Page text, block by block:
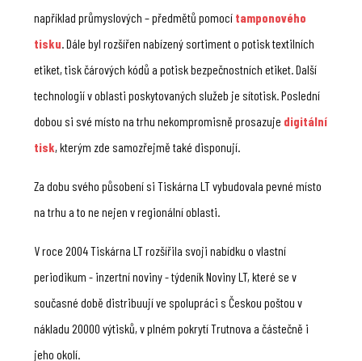
například průmyslových – předmětů pomocí tamponového
tisku. Dále byl rozšířen nabízený sortiment o potisk textilních
etiket, tisk čárových kódů a potisk bezpečnostních etiket. Další
technologií v oblasti poskytovaných služeb je sítotisk. Poslední
dobou si své místo na trhu nekompromisně prosazuje digitální
tisk, kterým zde samozřejmě také disponují.
Za dobu svého působení si Tiskárna LT vybudovala pevné místo
na trhu a to ne nejen v regionální oblasti.
V roce 2004 Tiskárna LT rozšířila svoji nabídku o vlastní
periodikum - inzertní noviny - týdeník Noviny LT, které se v
současné době distribuují ve spolupráci s Českou poštou v
nákladu 20000 výtisků, v plném pokrytí Trutnova a částečně i
jeho okolí.